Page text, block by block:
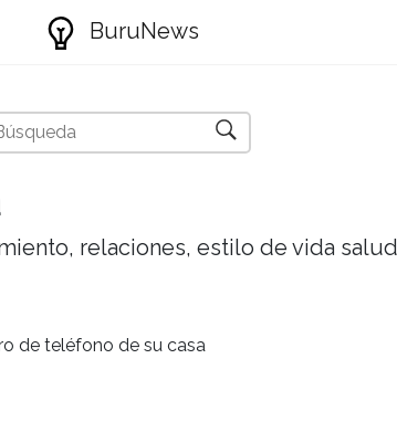
BuruNews
relaciones, estilo de vida
de teléfono de su casa